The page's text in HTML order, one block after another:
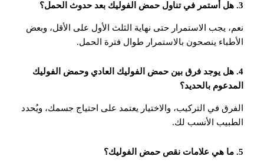
3. هل أستمر في تناول حمض الفوليك بعد حدوث الحمل؟
نعم، يجب الاستمرار حتى نهاية الثلث الأول على الأقل، وبعض
الأطباء ينصحون بالاستمرار طوال فترة الحمل.
4. هل يوجد فرق بين حمض الفوليك العادي وحمض الفوليك
المدعوم بالحديد؟
الفرق في التركيب، والاختيار يعتمد على احتياج جسمك، ويُحدد
الطبيب الأنسب لك.
5. ما هي علامات نقص حمض الفوليك؟